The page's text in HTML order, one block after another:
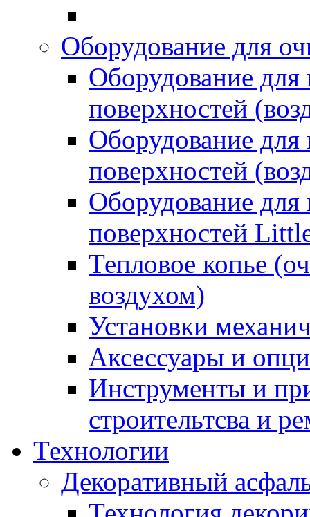
Оборудование для
Оборудование
поверхностей
Оборудование
поверхностей
Оборудование
поверхностей
Тепловое копье
воздухом)
Установки
Аксессуары и
Инструменты и
строительтсва и
Технологии
Декоративный